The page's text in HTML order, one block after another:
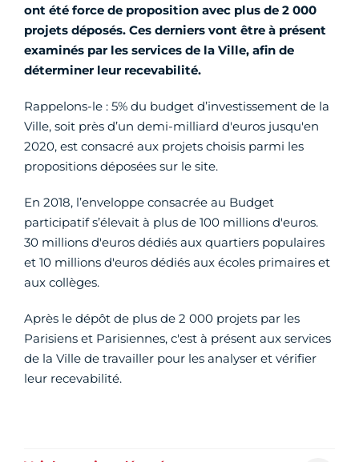
ont été force de proposition avec plus de 2 000
projets déposés. Ces derniers vont être à présent
examinés par les services de la Ville, afin de
déterminer leur recevabilité.
Rappelons-le : 5% du budget d’investissement de la
Ville, soit près d’un demi-milliard d'euros jusqu'en
2020, est consacré aux projets choisis parmi les
propositions déposées sur le site.
En 2018, l’enveloppe consacrée au Budget
participatif s’élevait à plus de 100 millions d'euros.
30 millions d'euros dédiés aux quartiers populaires
et 10 millions d'euros dédiés aux écoles primaires et
aux collèges.
Après le dépôt de plus de 2 000 projets par les
Parisiens et Parisiennes, c'est à présent aux services
de la Ville de travailler pour les analyser et vérifier
leur recevabilité.